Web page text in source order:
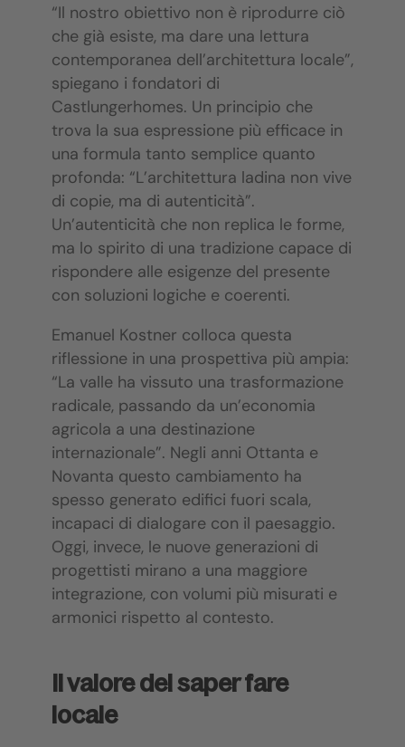
“Il nostro obiettivo non è riprodurre ciò
che già esiste, ma dare una lettura
contemporanea dell’architettura locale”,
spiegano i fondatori di
Castlungerhomes. Un principio che
trova la sua espressione più efficace in
una formula tanto semplice quanto
profonda: “L’architettura ladina non vive
di copie, ma di autenticità”.
Un’autenticità che non replica le forme,
ma lo spirito di una tradizione capace di
rispondere alle esigenze del presente
con soluzioni logiche e coerenti.
Emanuel Kostner colloca questa
riflessione in una prospettiva più ampia:
“La valle ha vissuto una trasformazione
radicale, passando da un’economia
agricola a una destinazione
internazionale”. Negli anni Ottanta e
Novanta questo cambiamento ha
spesso generato edifici fuori scala,
incapaci di dialogare con il paesaggio.
Oggi, invece, le nuove generazioni di
progettisti mirano a una maggiore
integrazione, con volumi più misurati e
armonici rispetto al contesto.
Il valore del saper fare
locale